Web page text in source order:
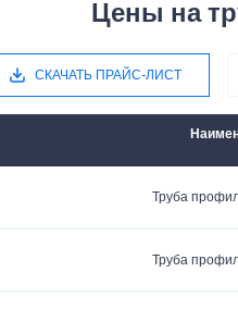
Цены на
СКАЧАТЬ ПРАЙС-ЛИСТ
Труба
Труба